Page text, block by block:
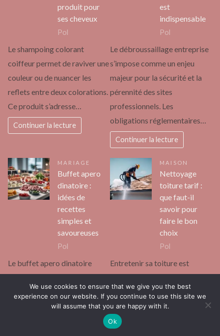
produit pour
ses cheveux
Pol
Le shampoing colorant
coiffeur permet de raviver une
couleur ou de nuancer les
reflets entre deux colorations.
Ce produit s’adresse…
Continuer la lecture
est
indispensable
Pol
Le débroussaillage entreprise
s’impose comme un enjeu
majeur pour la sécurité et la
pérennité des sites
professionnels. Les
obligations réglementaires…
Continuer la lecture
MARIAGE
Buffet apero
dinatoire :
idées de
recettes
simples et
savoureuses
Pol
Le buffet apero dinatoire
rassemblements conviviaux.
Petites bouchées, verrines et
MAISON
Nettoyage
toiture tarif :
que faut-il
savoir pour
faire le bon
choix
Pol
Entretenir sa toiture est
l’intégrité de son habitation.
Le nettoyage de la toiture ne
se limite pas…
We use cookies to ensure that we give you the best
experience on our website. If you continue to use this site we
will assume that you are happy with it.
Ok